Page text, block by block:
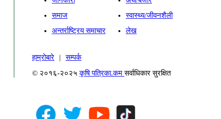
समाज
स्वास्थ्य/जीवनशैली
अन्तर्राष्ट्रिय समाचार
लेख
हाम्रोबारे |
सम्पर्क
© २०१६-२०२५कृषि पत्रिका.कमसर्वाधिकार सुरक्षित